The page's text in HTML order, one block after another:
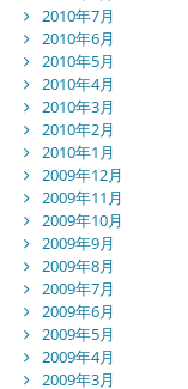
2010年7月
2010年6月
2010年5月
2010年4月
2010年3月
2010年2月
2010年1月
2009年12月
2009年11月
2009年10月
2009年9月
2009年8月
2009年7月
2009年6月
2009年5月
2009年4月
2009年3月